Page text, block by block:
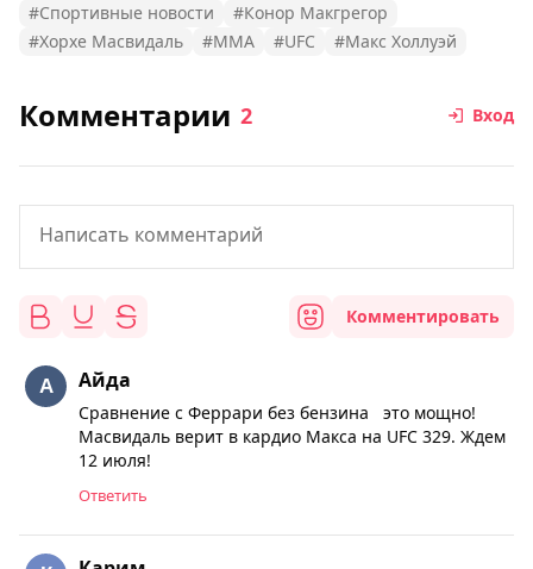
#Спортивные новости
#Конор Макгрегор
#Хорхе Масвидаль
#MMA #UFC #Макс Холлуэй
Комментарии 2 Вход
Комментировать
Айда
Сравнение с Феррари без бензина это мощно!
Масвидаль верит в кардио Макса на UFC 329. Ждем
12 июля!
Ответить